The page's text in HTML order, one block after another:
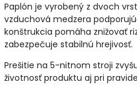
Paplón je vyrobený z dvoch
vzduchová medzera
konštrukcia pomáha znižovať
zabezpečuje stabilnú hrejivosť.
Prešitie na 5-nitnom stroji
životnosť produktu aj pri